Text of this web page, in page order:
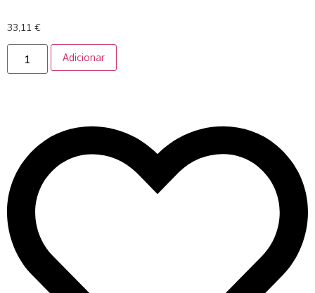
33,11 €
Adicionar